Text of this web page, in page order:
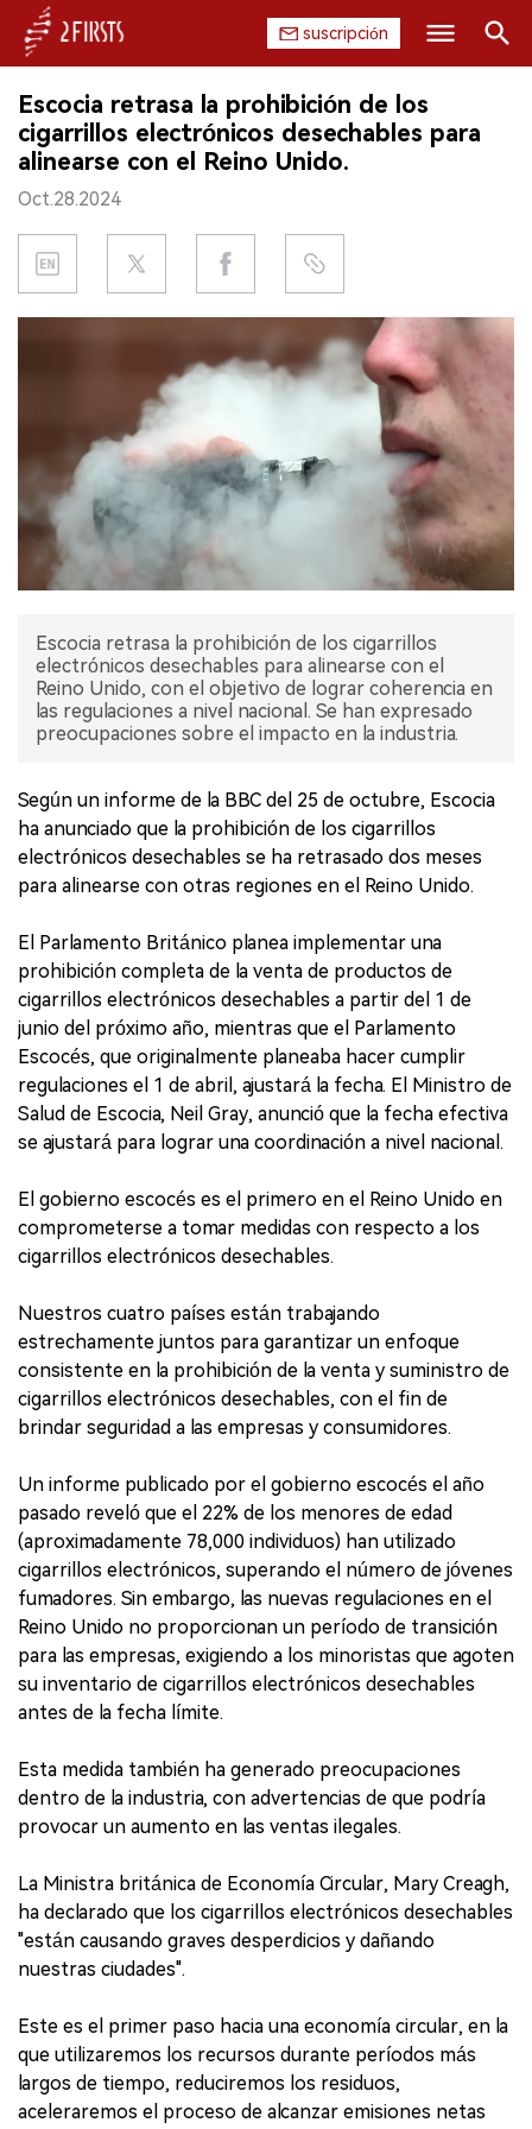
suscripción
INICIO
EMPRESA
PRODUCTO
REGULACIÓN
EXPOSICIÓN
ENTREVISTA
Escocia retrasa la prohibición de los
cigarrillos electrónicos desechables para
alinearse con el Reino Unido.
Oct.28.2024
Escocia retrasa la prohibición de los cigarrillos
electrónicos desechables para alinearse con el
Reino Unido, con el objetivo de lograr coherencia en
las regulaciones a nivel nacional. Se han expresado
preocupaciones sobre el impacto en la industria.
Según un informe de la BBC del 25 de octubre, Escocia
ha anunciado que la prohibición de los cigarrillos
electrónicos desechables se ha retrasado dos meses
para alinearse con otras regiones en el Reino Unido.
El Parlamento Británico planea implementar una
prohibición completa de la venta de productos de
cigarrillos electrónicos desechables a partir del 1 de
junio del próximo año, mientras que el Parlamento
Escocés, que originalmente planeaba hacer cumplir
regulaciones el 1 de abril, ajustará la fecha. El Ministro de
Salud de Escocia, Neil Gray, anunció que la fecha efectiva
se ajustará para lograr una coordinación a nivel nacional.
El gobierno escocés es el primero en el Reino Unido en
comprometerse a tomar medidas con respecto a los
cigarrillos electrónicos desechables.
Nuestros cuatro países están trabajando
estrechamente juntos para garantizar un enfoque
consistente en la prohibición de la venta y suministro de
cigarrillos electrónicos desechables, con el fin de
brindar seguridad a las empresas y consumidores.
Un informe publicado por el gobierno escocés el año
pasado reveló que el 22% de los menores de edad
(aproximadamente 78,000 individuos) han utilizado
cigarrillos electrónicos, superando el número de jóvenes
fumadores. Sin embargo, las nuevas regulaciones en el
Reino Unido no proporcionan un período de transición
para las empresas, exigiendo a los minoristas que agoten
su inventario de cigarrillos electrónicos desechables
antes de la fecha límite.
Esta medida también ha generado preocupaciones
dentro de la industria, con advertencias de que podría
provocar un aumento en las ventas ilegales.
La Ministra británica de Economía Circular, Mary Creagh,
ha declarado que los cigarrillos electrónicos desechables
"están causando graves desperdicios y dañando
nuestras ciudades".
Este es el primer paso hacia una economía circular, en la
que utilizaremos los recursos durante períodos más
largos de tiempo, reduciremos los residuos,
aceleraremos el proceso de alcanzar emisiones netas